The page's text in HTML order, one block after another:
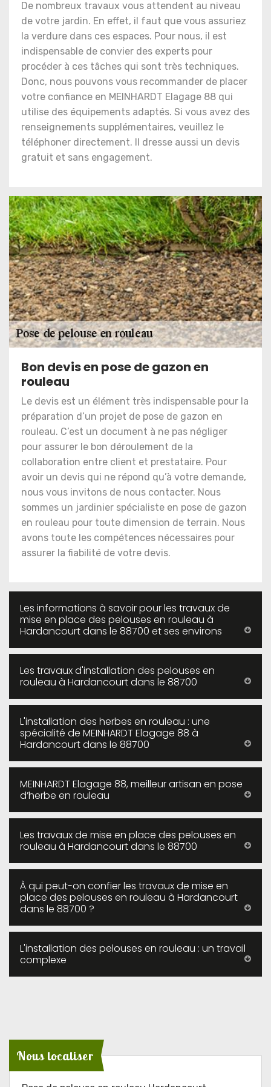
De nombreux travaux vous attendent au niveau
de votre jardin. En effet, il faut que vous assuriez
la verdure dans ces espaces. Pour nous, il est
indispensable de convier des experts pour
procéder à ces tâches qui sont très techniques.
Donc, nous pouvons vous recommander de placer
votre confiance en MEINHARDT Elagage 88 qui
utilise des équipements adaptés. Si vous avez des
renseignements supplémentaires, veuillez le
téléphoner directement. Il dresse aussi un devis
gratuit et sans engagement.
Bon devis en pose de gazon en
rouleau
Le devis est un élément très indispensable pour la
préparation d’un projet de pose de gazon en
rouleau. C’est un document à ne pas négliger
pour assurer le bon déroulement de la
collaboration entre client et prestataire. Pour
avoir un devis qui ne répond qu’à votre demande,
nous vous invitons de nous contacter. Nous
sommes un jardinier spécialiste en pose de gazon
en rouleau pour toute dimension de terrain. Nous
avons toute les compétences nécessaires pour
assurer la fiabilité de votre devis.
Les informations à savoir pour les travaux de
mise en place des pelouses en rouleau à
Hardancourt dans le 88700 et ses environs
Les travaux d'installation des pelouses en
rouleau à Hardancourt dans le 88700
L'installation des herbes en rouleau : une
spécialité de MEINHARDT Elagage 88 à
Hardancourt dans le 88700
MEINHARDT Elagage 88, meilleur artisan en pose
d’herbe en rouleau
Les travaux de mise en place des pelouses en
rouleau à Hardancourt dans le 88700
À qui peut-on confier les travaux de mise en
place des pelouses en rouleau à Hardancourt
dans le 88700 ?
L'installation des pelouses en rouleau : un travail
complexe
Nous localiser